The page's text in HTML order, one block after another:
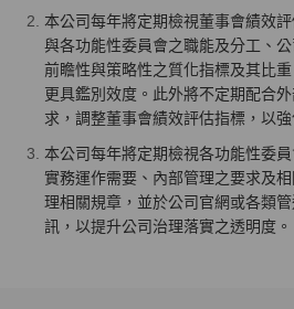
本公司每年將定期檢視董事會績效
與各功能性委員會之職能及分工、
前瞻性與策略性之質化指標及其比
更具鑑別效度。此外將不定期配合
求，調整董事會績效評估指標，以
本公司每年將定期檢視各功能性委
實務運作需要、內部管理之要求及
理相關規章，並於公司官網或各類
訊，以提升公司治理落實之透明度。